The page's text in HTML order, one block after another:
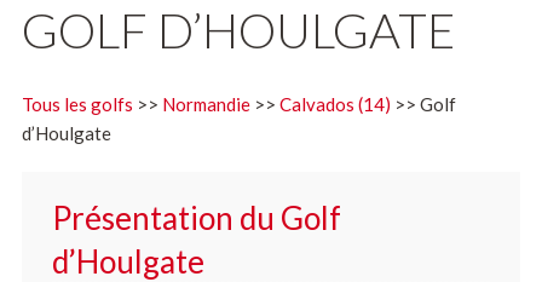
GOLF D’HOULGATE
Tous les golfs >> Normandie>> Calvados (14) >> Golf
d’Houlgate
Présentation du Golf
d’Houlgate